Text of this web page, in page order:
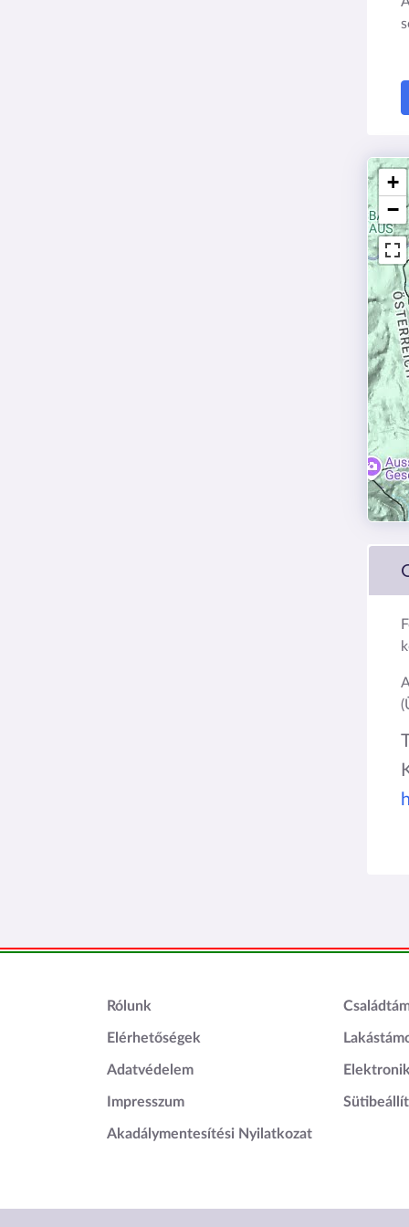
+
−
Lábléc1
Rólunk
Elérhetőségek
Adatvédelem
Impresszum
Akadálymentesítési Nyilatkozat